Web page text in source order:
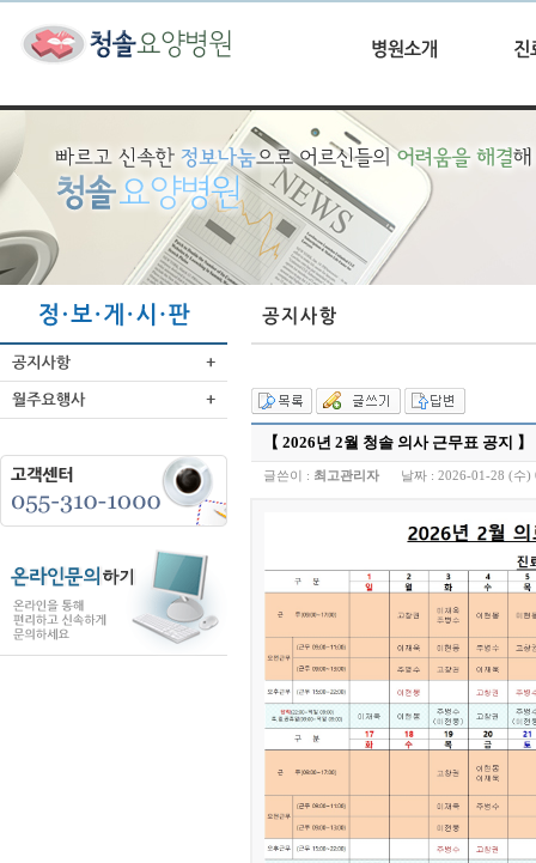
【 2026년 2월 청솔 의사 근무표 공지 】
글쓴이 : 최고관리자 날짜 : 2026-01-28 (수)